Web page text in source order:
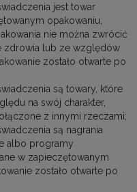
jest towar
opakowaniu,
nie można zwrócić
zdrowia lub ze względów
zostało otwarte po
są towary, które
na swój charakter,
z innymi rzeczami;
są nagrania
albo programy
w zapieczętowanym
zostało otwarte po